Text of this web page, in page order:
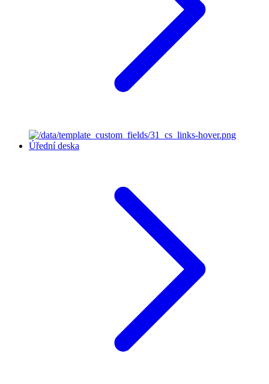
Úřední deska